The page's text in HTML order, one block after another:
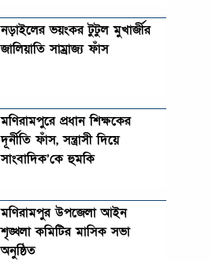
নড়াইলের ভয়ংকর টুটুল মুখার্জীর
জালিয়াতি সাম্রাজ্য ফাঁস
মণিরামপুরে প্রধান শিক্ষকের
দূর্নীতি ফাঁস, সন্ত্রাসী দিয়ে
সাংবাদিক’কে হুমকি
মণিরামপুর উপজেলা আইন
শৃঙ্খলা কমিটির মাসিক সভা
অনুষ্ঠিত‎‎